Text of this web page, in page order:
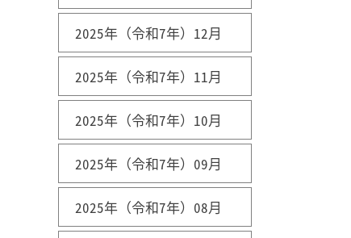
2025年（令和7年）12月
2025年（令和7年）11月
2025年（令和7年）10月
2025年（令和7年）09月
2025年（令和7年）08月